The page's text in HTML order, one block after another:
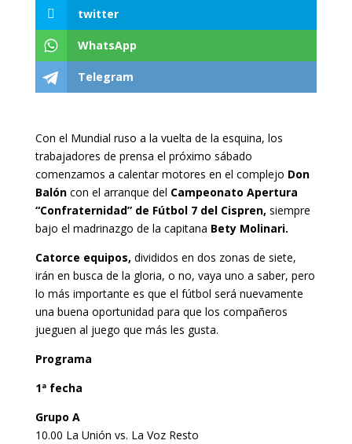
twitter
WhatsApp
Telegram
Con el Mundial ruso a la vuelta de la esquina, los
trabajadores de prensa el próximo sábado
comenzamos a calentar motores en el complejo Don
Balóncon el arranque del Campeonato Apertura
“Confraternidad” de Fútbol 7 del Cispren, siempre
bajo el madrinazgo de la capitana Bety Molinari.
Catorce equipos, divididos en dos zonas de siete,
irán en busca de la gloria, o no, vaya uno a saber, pero
lo más importante es que el fútbol será nuevamente
una buena oportunidad para que los compañeros
jueguen al juego que más les gusta.
Programa
1ª fecha
Grupo A
10.00 La Unión vs. La Voz Resto